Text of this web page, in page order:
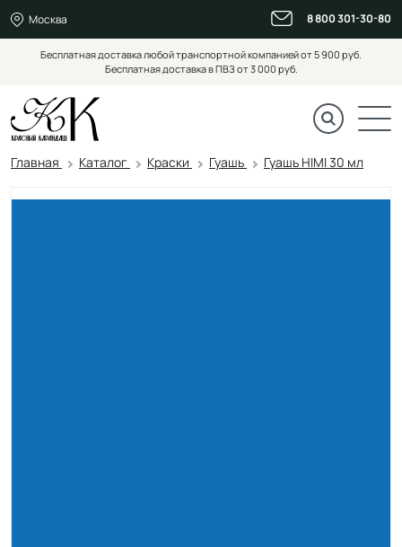
Москва 8 800 301-30-80
Бесплатная доставка любой транспортной компанией от 5 900 руб.
Бесплатная доставка в ПВЗ от 3 000 руб.
Главная Каталог Краски Гуашь Гуашь HIMI 30 мл